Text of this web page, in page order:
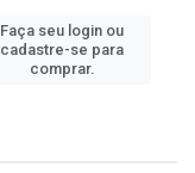
Faça seu login ou
cadastre-se para
comprar.